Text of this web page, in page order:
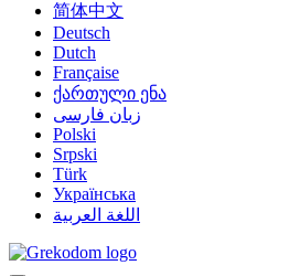
简体中文
Deutsch
Dutch
Française
ქართული ენა
زبان فارسی
Polski
Srpski
Türk
Українська
اللغة العربية